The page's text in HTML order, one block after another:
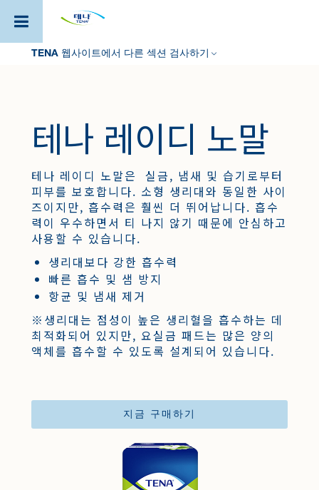
TENA 웹사이트에서 다른 섹션 검사하기
테나 레이디 노말
테나 레이디 노말은 실금, 냄새 및 습기로부터
피부를 보호합니다. 소형 생리대와 동일한 사이
즈이지만, 흡수력은 훨씬 더 뛰어납니다. 흡수
력이 우수하면서 티 나지 않기 때문에 안심하고
사용할 수 있습니다.
생리대보다 강한 흡수력
빠른 흡수 및 샘 방지
항균 및 냄새 제거
※생리대는 점성이 높은 생리혈을 흡수하는 데
최적화되어 있지만, 요실금 패드는 많은 양의
액체를 흡수할 수 있도록 설계되어 있습니다.
지금 구매하기